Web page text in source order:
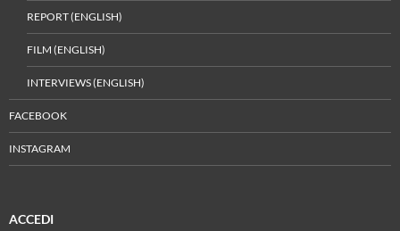
REPORT (ENGLISH)
FILM (ENGLISH)
INTERVIEWS (ENGLISH)
FACEBOOK
INSTAGRAM
ACCEDI